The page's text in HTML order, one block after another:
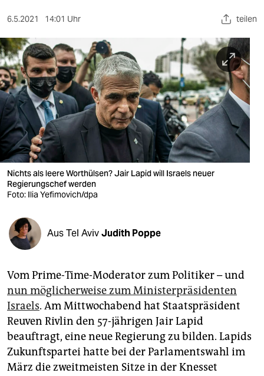
sport
berlin
nord
wahrheit
verlag
verlag
veranstaltungen
fragen & hilfe
abo
genossenschaft
epaper login
6.5.2021 14:01 Uhr teilen
Nichts als leere Worthülsen? Jair Lapid will Israels neuer
Regierungschef werden
Foto: Ilia Yefimovich/dpa
Aus Tel AvivJudith Poppe
Vom Prime-Time-Moderator zum Politiker – und
nun möglicherweise zum Ministerpräsidenten
Israels. Am Mittwochabend hat Staatspräsident
Reuven Rivlin den 57-jährigen Jair Lapid
beauftragt, eine neue Regierung zu bilden. Lapids
Zukunftspartei hatte bei der Parlamentswahl im
März die zweitmeisten Sitze in der Knesset